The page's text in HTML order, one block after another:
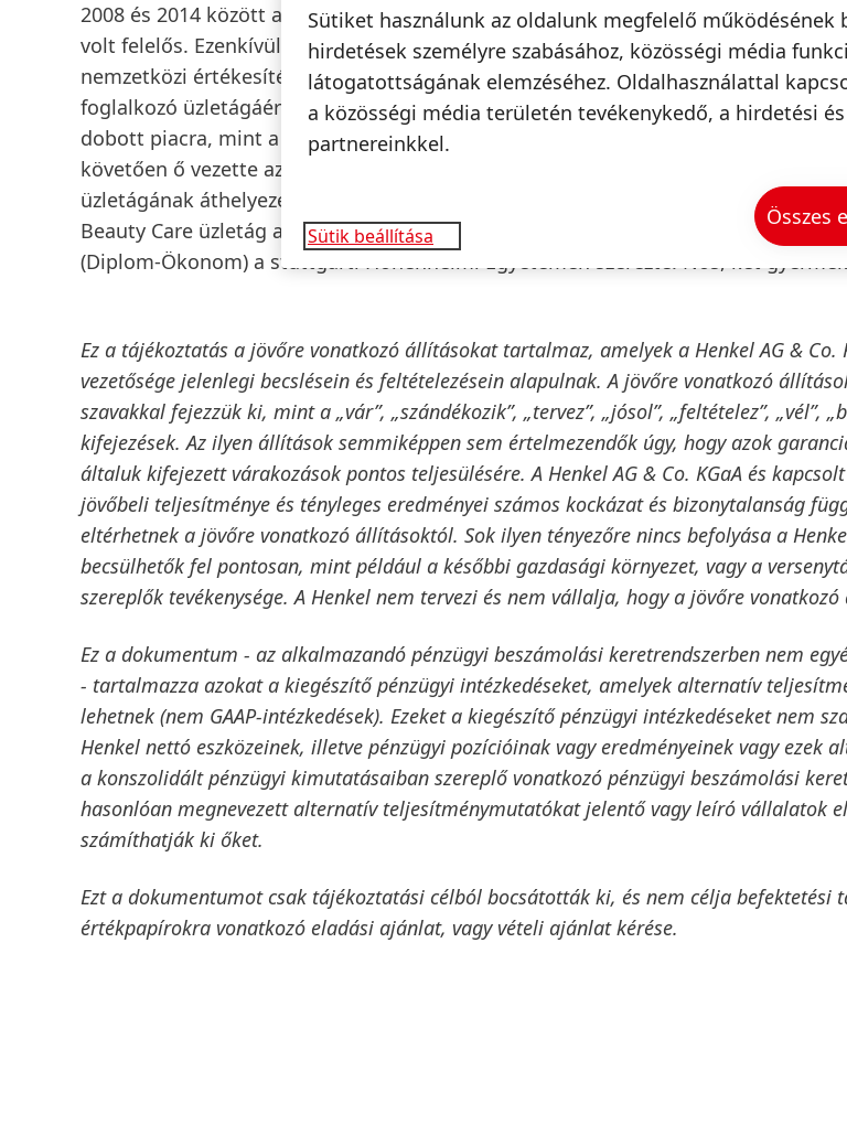
2008 és 2014 között a Beauty Care üzletágon belül a Test-, Bőr- és Szájápolás
volt felelős. Ezenkívül a nyugat-európai Cosmetic Retail üzletágért, valamint a
nemzetközi értékesítéséért felelt. 2015 eleje óta az észak-amerikai Henkel
foglalkozó üzletágáért felelt. Vezetésével az észak-amerikai piacon a Henkel
dobott piacra, mint a Persil vagy a Schwarzkopf. A Sun Products Corporation
követően ő vezette az integrációs folyamatot, valamint a Henkel fogyasztási
üzletágának áthelyezését az Egyesült Államokban. 2017 novemberében Jens-
Beauty Care üzletág alelnökévé és igazgatósági taggá nevezték ki.
(Diplom-Ökonom) a stuttgarti Hohenheimi Egyetemen szerezte. Nős, két
Ez a tájékoztatás a jövőre vonatkozó állításokat tartalmaz, amelyek a Henkel AG & Co.
vezetősége jelenlegi becslésein és feltételezésein alapulnak. A jövőre vonatkozó
szavakkal fejezzük ki, mint a „vár”, „szándékozik”, „tervez”, „jósol”, „feltételez”, „vél”,
kifejezések. Az ilyen állítások semmiképpen sem értelmezendők úgy, hogy azok
általuk kifejezett várakozások pontos teljesülésére. A Henkel AG & Co. KGaA és
jövőbeli teljesítménye és tényleges eredményei számos kockázat és bizonytalanság
eltérhetnek a jövőre vonatkozó állításoktól. Sok ilyen tényezőre nincs befolyása a
becsülhetők fel pontosan, mint például a későbbi gazdasági környezet, vagy a
szereplők tevékenysége. A Henkel nem tervezi és nem vállalja, hogy a jövőre
Ez a dokumentum - az alkalmazandó pénzügyi beszámolási keretrendszerben nem
- tartalmazza azokat a kiegészítő pénzügyi intézkedéseket, amelyek alternatív
lehetnek (nem GAAP-intézkedések). Ezeket a kiegészítő pénzügyi intézkedéseket nem
Henkel nettó eszközeinek, illetve pénzügyi pozícióinak vagy eredményeinek vagy ezek
a konszolidált pénzügyi kimutatásaiban szereplő vonatkozó pénzügyi beszámolási
hasonlóan megnevezett alternatív teljesítménymutatókat jelentő vagy leíró vállalatok
számíthatják ki őket.
Ezt a dokumentumot csak tájékoztatási célból bocsátották ki, és nem célja befektetési
értékpapírokra vonatkozó eladási ajánlat, vagy vételi ajánlat kérése.
Sütiket használunk az oldalunk megfelelő működésének
hirdetések személyre szabásához, közösségi média
látogatottságának elemzéséhez. Oldalhasználattal
a közösségi média területén tevékenykedő, a hirdetési
partnereinkkel.
Sütik beállítása
Összes